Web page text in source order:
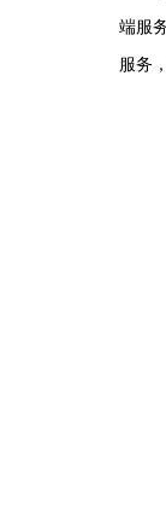
端服务
服务